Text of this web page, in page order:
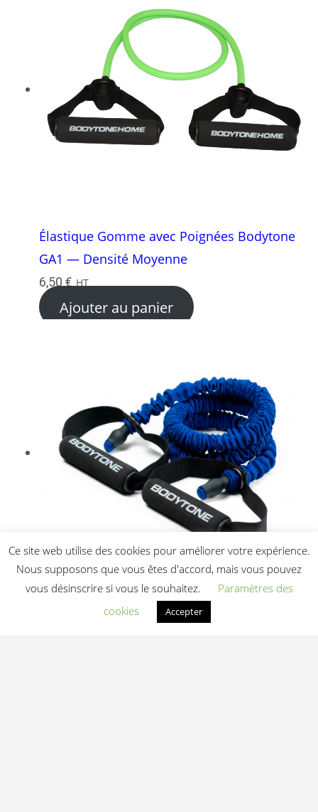
Élastique Gomme avec Poignées Bodytone
GA1 — Densité Moyenne
6,50€ HT
Ajouter au panier
Power Tube Bodytone PT3 — Résistance
Ce site web utilise des cookies pour améliorer votre expérience.
Nous supposons que vous êtes d'accord, mais vous pouvez
vous désinscrire si vous le souhaitez.
Paramètres des
cookies
Accepter